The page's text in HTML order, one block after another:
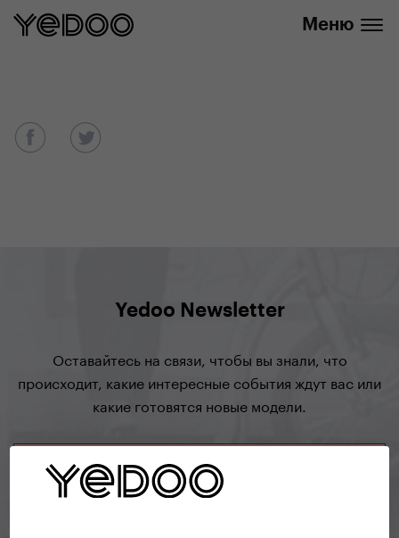
Меню
Yedoo Newsletter
Оставайтесь на связи, чтобы вы знали, что
происходит, какие интересные события ждут вас или
какие готовятся новые модели.
подписаться на рассылку